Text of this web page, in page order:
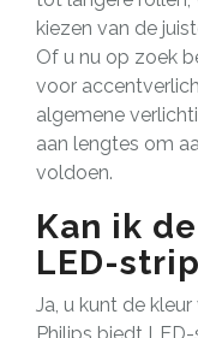
kiezen van de
Of u nu op zoek
voor
algemene
aan lengtes om
voldoen.
Kan ik
LED-
Ja, u kunt de